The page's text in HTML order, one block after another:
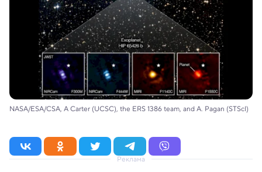
NASA/ESA/CSA, A Carter (UCSC), the ERS 1386 team, and A. Pagan (STScI)
Реклама